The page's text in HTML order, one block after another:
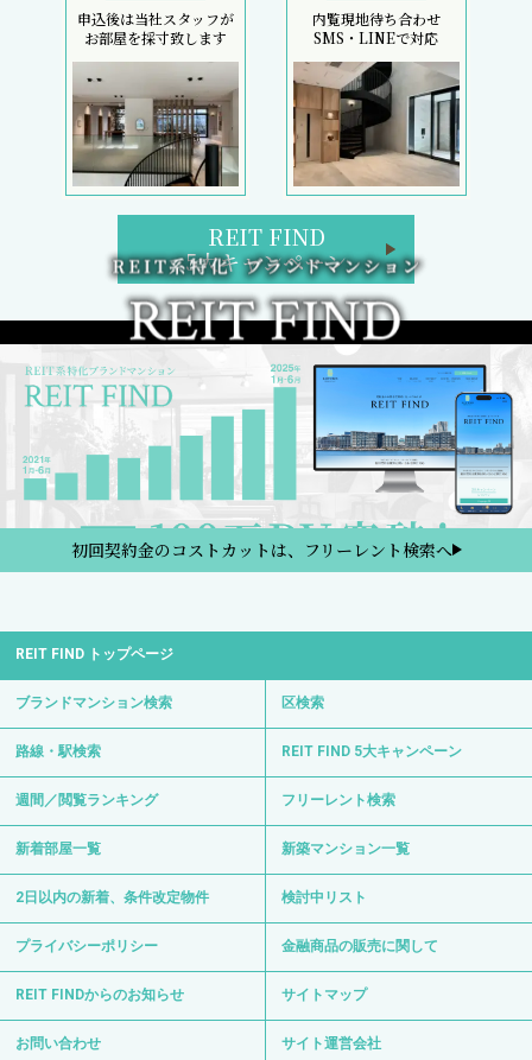
申込後は当社スタッフが
お部屋を採寸致します
内覧現地待ち合わせ
SMS・LINEで対応
REIT FIND
5大キャンペーン
初回契約金のコストカットは、フリーレント検索へ
REIT FIND トップページ
ブランドマンション検索 区検索
路線・駅検索 REIT FIND 5大キャンペーン
週間／閲覧ランキング フリーレント検索
新着部屋一覧 新築マンション一覧
2日以内の新着、条件改定物件 検討中リスト
プライバシーポリシー 金融商品の販売に関して
REIT FINDからのお知らせ サイトマップ
お問い合わせ サイト運営会社